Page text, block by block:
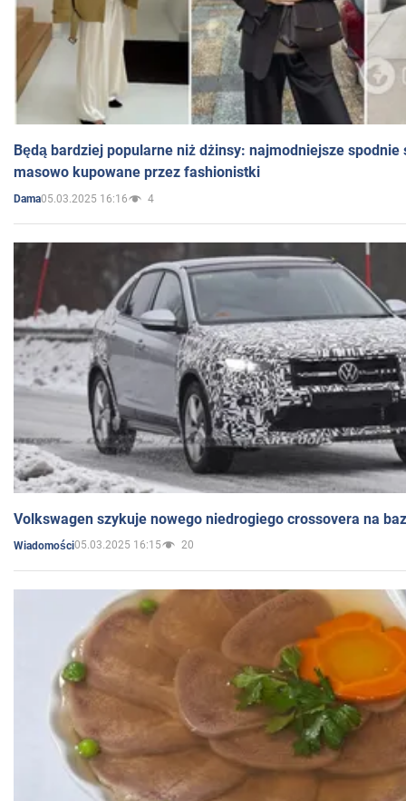
Będą bardziej popularne niż dżinsy: najmodniejsze spodnie
masowo kupowane przez fashionistki
Dama05.03.2025 16:16 4
Volkswagen szykuje nowego niedrogiego crossovera na
Wiadomości05.03.2025 16:15 20